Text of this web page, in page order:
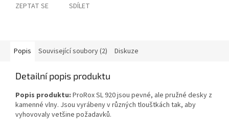
ZEPTAT SE SDÍLET
Popis Související soubory (2) Diskuze
Detailní popis produktu
Popis produktu: ProRox SL 920 jsou pevné, ale pružné desky z
kamenné vlny. Jsou vyrábeny v různých tlouštkách tak, aby
vyhovovaly vetšine požadavků.